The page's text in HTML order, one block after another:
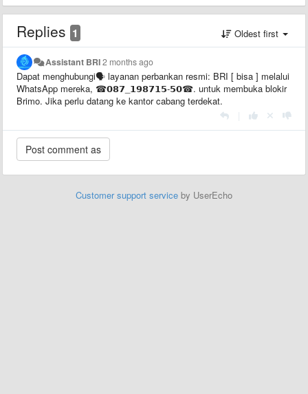
Replies 1 Oldest first
Assistant BRI2 months ago
Dapat menghubungi🗣️ layanan perbankan resmi: BRI [ bisa ] melalui
WhatsApp mereka, ☎𝟬𝟴𝟳_𝟭𝟵𝟴𝟳𝟭𝟱-𝟱𝟬☎. untuk membuka blokir
Brimo. Jika perlu datang ke kantor cabang terdekat.
Customer support service by UserEcho